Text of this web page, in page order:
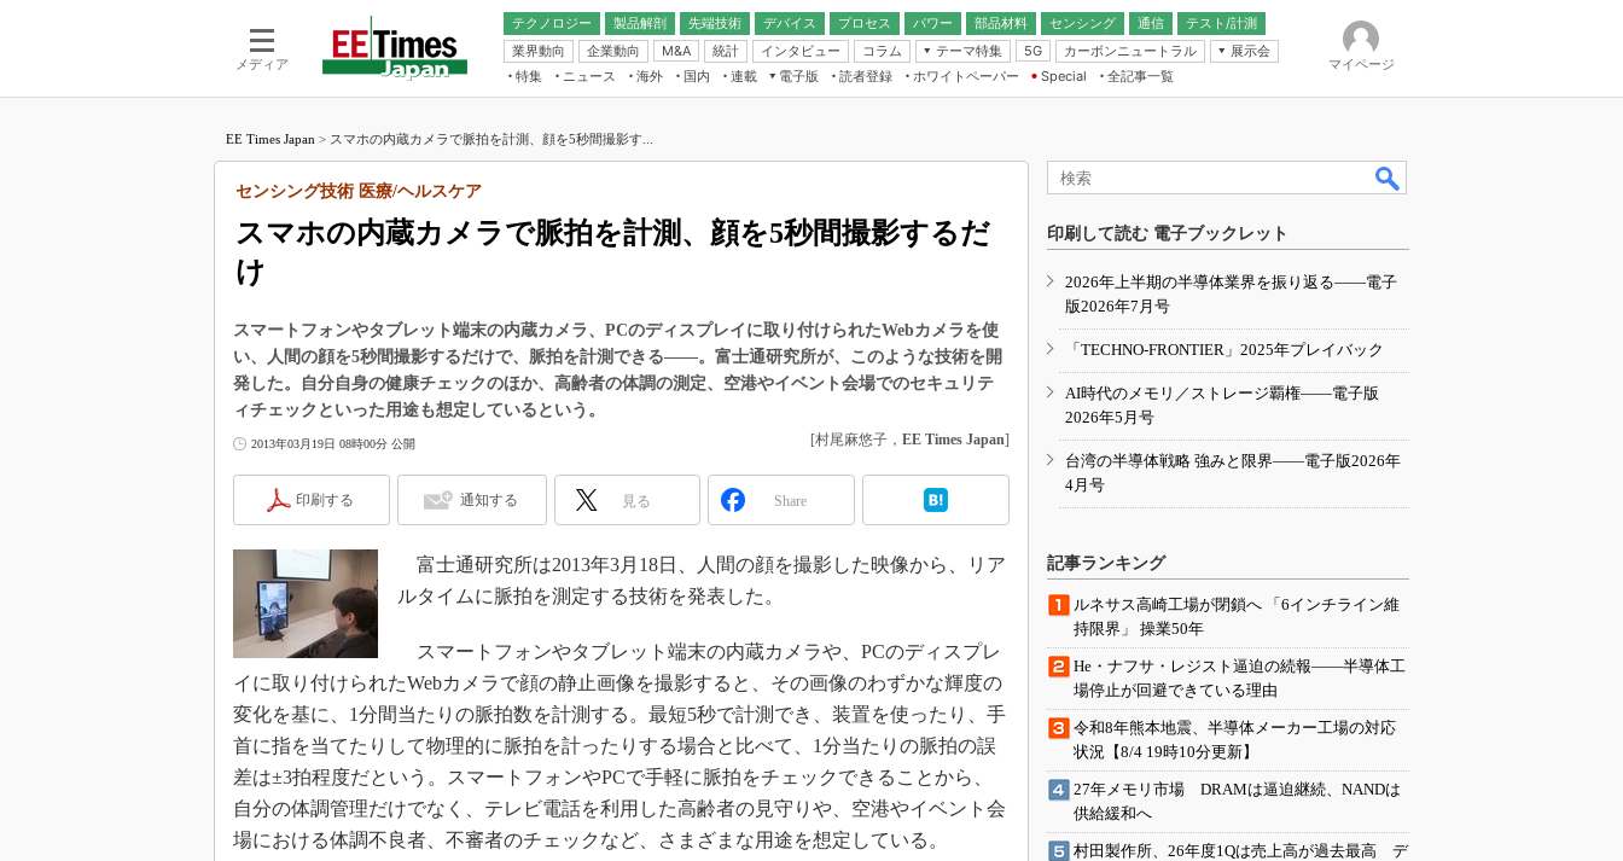
メディア
テクノロジー 製品解剖
先端技術
電池／エネルギー
デバイス
アナログ
マイコン
プロセス パワー 部品材料 センシング
通信
無線
テスト/計測
業界動向
企業動向 M&A 統計 インタビュー コラム
テーマ特集
フィジカルAI
読者調査（EE Times Research）
電源設計（EDN Japan）
エレクトロニクス入門（EDN
5G カーボンニュートラル
展示会
IoT・エッジコンピューティング
EXPO
TECHNO-FRONTIER
人とくるま展
特集 ニュース 海外 国内
連載
福田昭のデバイス通信
大山聡の業界スコープ
学漂流記
世界を「数字」で回してみよう
踊るバズワード ～Behind the
Buzzword
で起こること
製品分解で探るアジアの新トレンド
“異端児エンジニア”が仕掛けた社内
改革、執念の180日
イノベーションは日本を救うのか
JASA発IoT通信
IHSアナリスト「未来展望」
「英語に愛されないエンジニア」の
ための新行動論
電子版
電子ブックレット
読者登録 ホワイトペーパー
Special
全記事一覧
マイページ
EE Times Japan > スマホの内蔵カメラで脈拍を計測、顔を5秒間撮影す...
スマホの内蔵カメラで脈拍を計測、顔を5秒間撮影するだ
け
センシング技術 医療/ヘルスケア
スマートフォンやタブレット端末の内蔵カメラ、PCのディスプレイに取り付けられたWebカメラを使
い、人間の顔を5秒間撮影するだけで、脈拍を計測できる――。富士通研究所が、このような技術を開
発した。自分自身の健康チェックのほか、高齢者の体調の測定、空港やイベント会場でのセキュリテ
ィチェックといった用途も想定しているという。
2013年03月19日 08時00分 公開 [村尾麻悠子， EE Times Japan]
印刷する 通知する 見る Share
富士通研究所は2013年3月18日、人間の顔を撮影した映像から、リア
ルタイムに脈拍を測定する技術を発表した。
スマートフォンやタブレット端末の内蔵カメラや、PCのディスプレ
イに取り付けられたWebカメラで顔の静止画像を撮影すると、その画像のわずかな輝度の
変化を基に、1分間当たりの脈拍数を計測する。最短5秒で計測でき、装置を使ったり、手
首に指を当てたりして物理的に脈拍を計ったりする場合と比べて、1分当たりの脈拍の誤
差は±3拍程度だという。スマートフォンやPCで手軽に脈拍をチェックできることから、
自分の体調管理だけでなく、テレビ電話を利用した高齢者の見守りや、空港やイベント会
場における体調不良者、不審者のチェックなど、さまざまな用途を想定している。
印刷して読む 電子ブックレット
2026年上半期の半導体業界を振り返る――電子
版2026年7月号
「TECHNO-FRONTIER」2025年プレイバック
AI時代のメモリ／ストレージ覇権――電子版
2026年5月号
台湾の半導体戦略 強みと限界――電子版2026年
4月号
記事ランキング
ルネサス高崎工場が閉鎖へ 「6インチライン維
持限界」 操業50年
He・ナフサ・レジスト逼迫の続報――半導体工
場停止が回避できている理由
令和8年熊本地震、半導体メーカー工場の対応
状況【8/4 19時10分更新】
27年メモリ市場 DRAMは逼迫継続、NANDは
供給緩和へ
村田製作所、26年度1Qは売上高が過去最高 デ